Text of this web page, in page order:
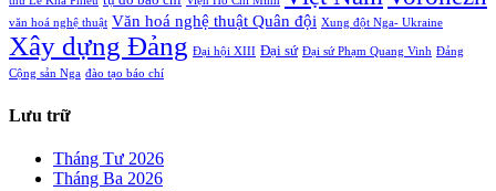
văn hoá nghệ thuật Văn hoá nghệ thuật Quân đội Xung đột Nga- Ukraine
Xây dựng Đảng Đại hội XIII Đại sứ Đại sứ Phạm Quang Vinh Đảng
Cộng sản Nga đào tạo báo chí
Lưu trữ
Tháng Tư 2026
Tháng Ba 2026